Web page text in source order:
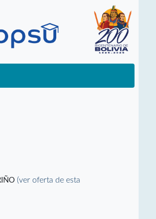
(ver oferta de esta